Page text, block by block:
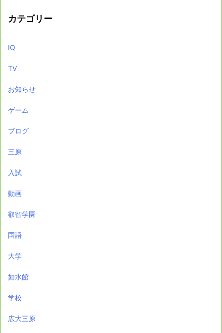
カテゴリー
IQ
TV
お知らせ
ゲーム
ブログ
三原
入試
動画
叡智学園
国語
大学
如水館
学校
広大三原